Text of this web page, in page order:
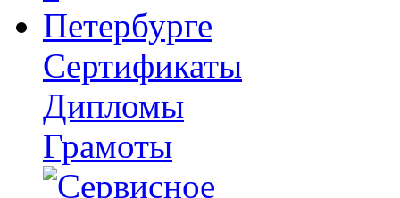
Сертификаты
Дипломы
Грамоты